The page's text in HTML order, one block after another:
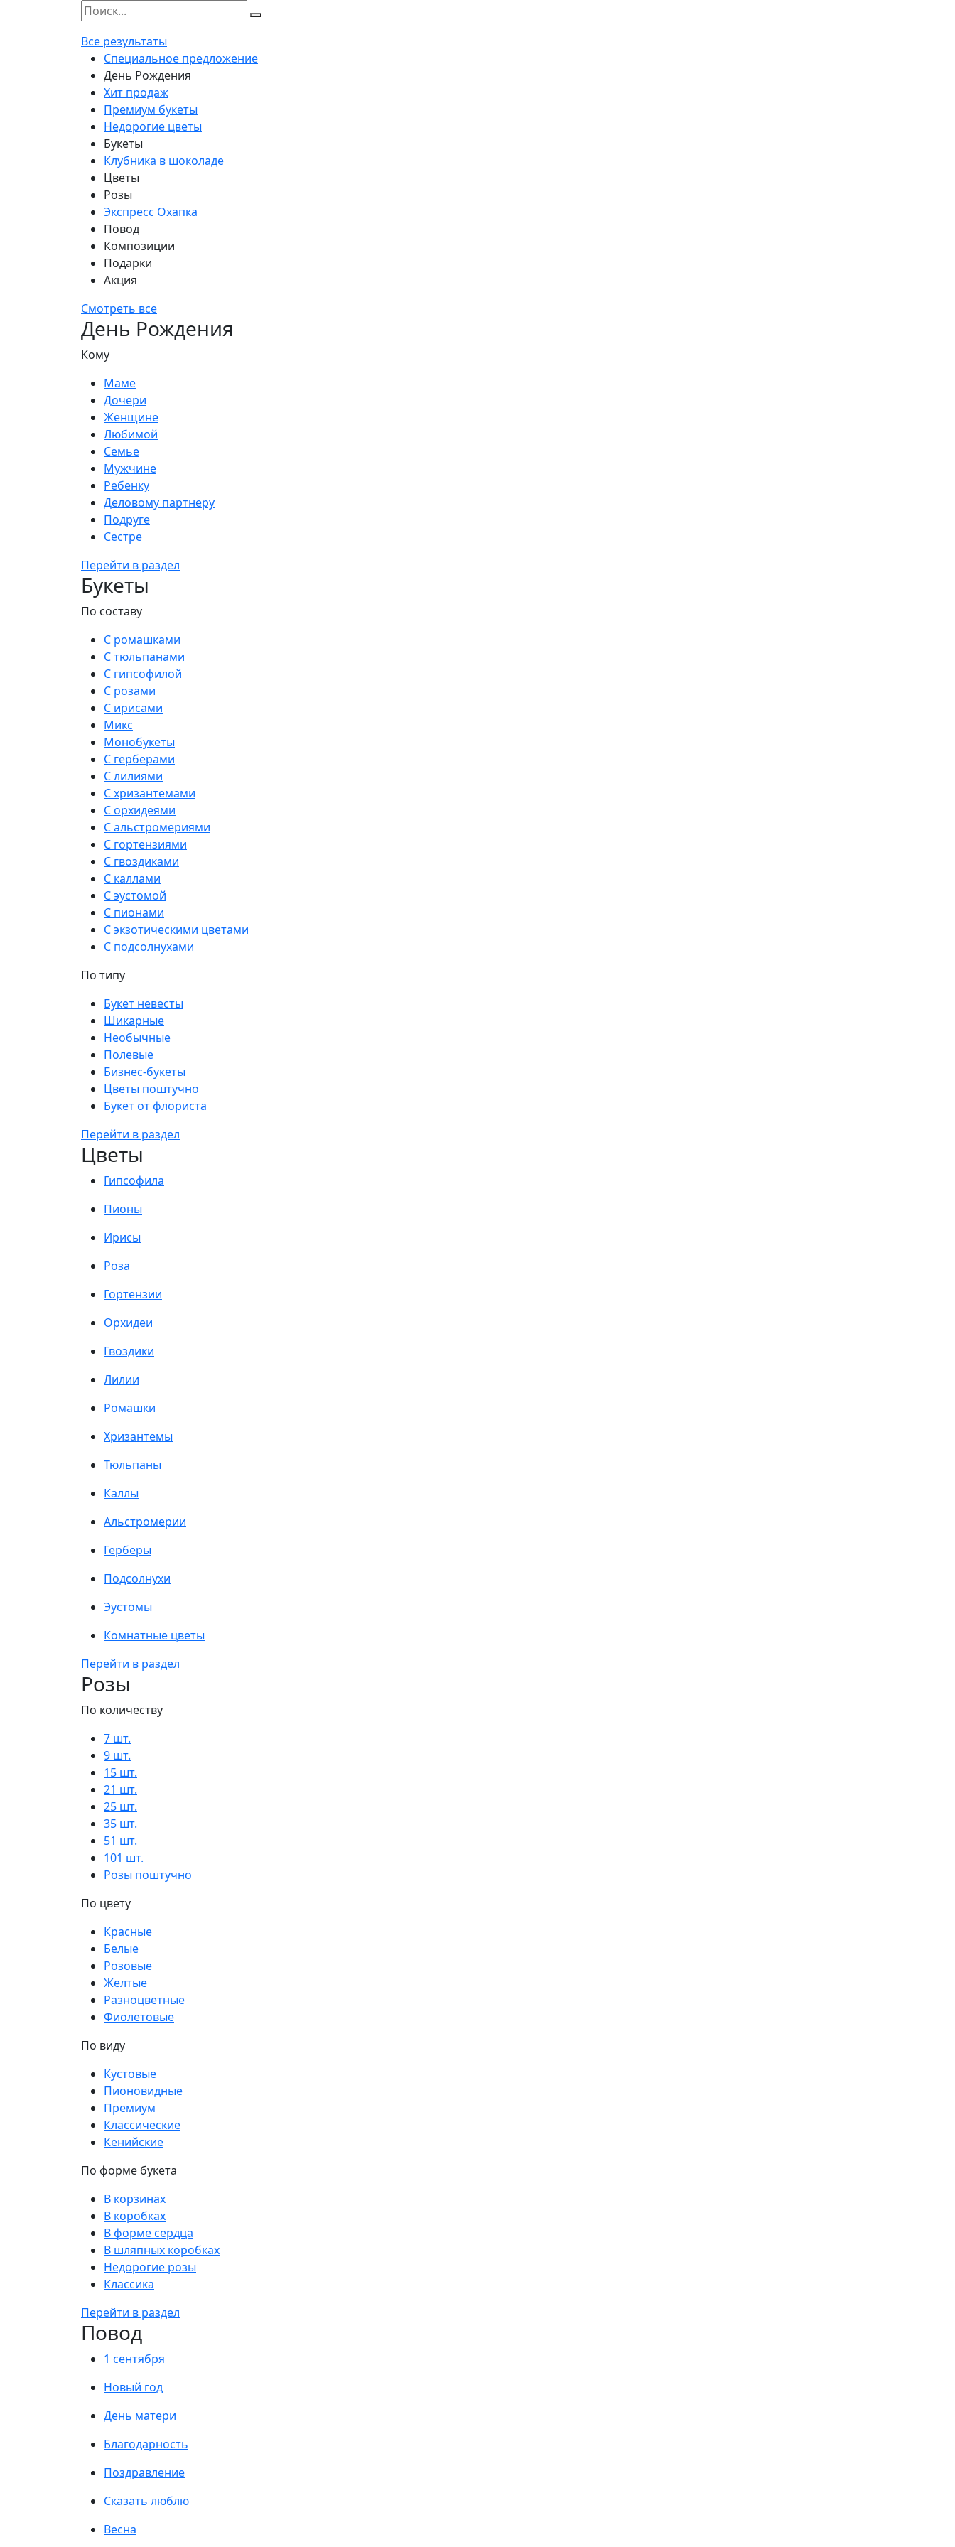
Все результаты
Специальное предложение
День Рождения
Хит продаж
Премиум букеты
Недорогие цветы
Букеты
Клубника в шоколаде
Цветы
Розы
Экспресс Охапка
Повод
Композиции
Подарки
Акция
Смотреть все
День Рождения
Кому
Маме
Дочери
Женщине
Любимой
Семье
Мужчине
Ребенку
Деловому партнеру
Подруге
Сестре
Перейти в раздел
Букеты
По составу
С ромашками
С тюльпанами
С гипсофилой
С розами
С ирисами
Микс
Монобукеты
С герберами
С лилиями
С хризантемами
С орхидеями
С альстромериями
С гортензиями
С гвоздиками
С каллами
С эустомой
С пионами
С экзотическими цветами
С подсолнухами
По типу
Букет невесты
Шикарные
Необычные
Полевые
Бизнес-букеты
Цветы поштучно
Букет от флориста
Перейти в раздел
Цветы
Гипсофила
Пионы
Ирисы
Роза
Гортензии
Орхидеи
Гвоздики
Лилии
Ромашки
Хризантемы
Тюльпаны
Каллы
Альстромерии
Герберы
Подсолнухи
Эустомы
Комнатные цветы
Перейти в раздел
Розы
По количеству
7 шт.
9 шт.
15 шт.
21 шт.
25 шт.
35 шт.
51 шт.
101 шт.
Розы поштучно
По цвету
Красные
Белые
Розовые
Желтые
Разноцветные
Фиолетовые
По виду
Кустовые
Пионовидные
Премиум
Классические
Кенийские
По форме букета
В корзинах
В коробках
В форме сердца
В шляпных коробках
Недорогие розы
Классика
Перейти в раздел
Повод
1 сентября
Новый год
День матери
Благодарность
Поздравление
Сказать люблю
Весна